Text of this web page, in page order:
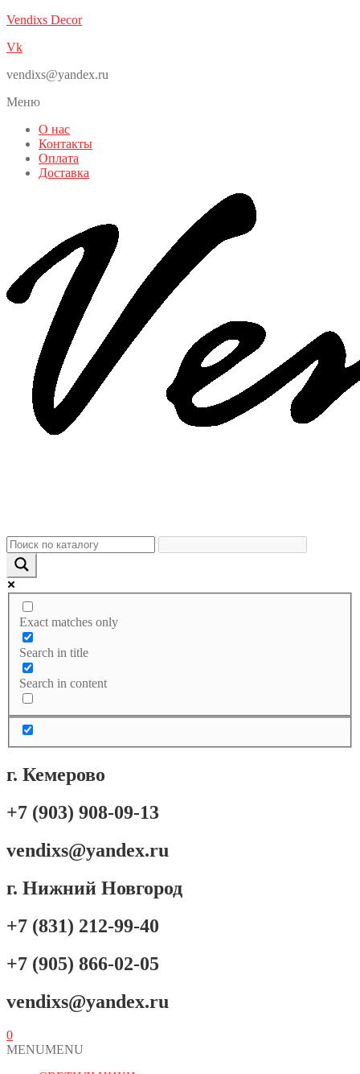
Vendixs Decor
Vk
vendixs@yandex.ru
Меню
О нас
Контакты
Оплата
Доставка
Exact matches only
Search in title
Search in content
г. Кемерово
+7 (903) 908-09-13
vendixs@yandex.ru
г. Нижний Новгород
+7 (831) 212-99-40
+7 (905) 866-02-05
vendixs@yandex.ru
0
MENUMENU